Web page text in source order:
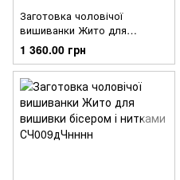
Заготовка чоловічої
вишиванки Жито для
вишивки бісером і нитками
СЧ009шЧнннн
1 360.00 грн